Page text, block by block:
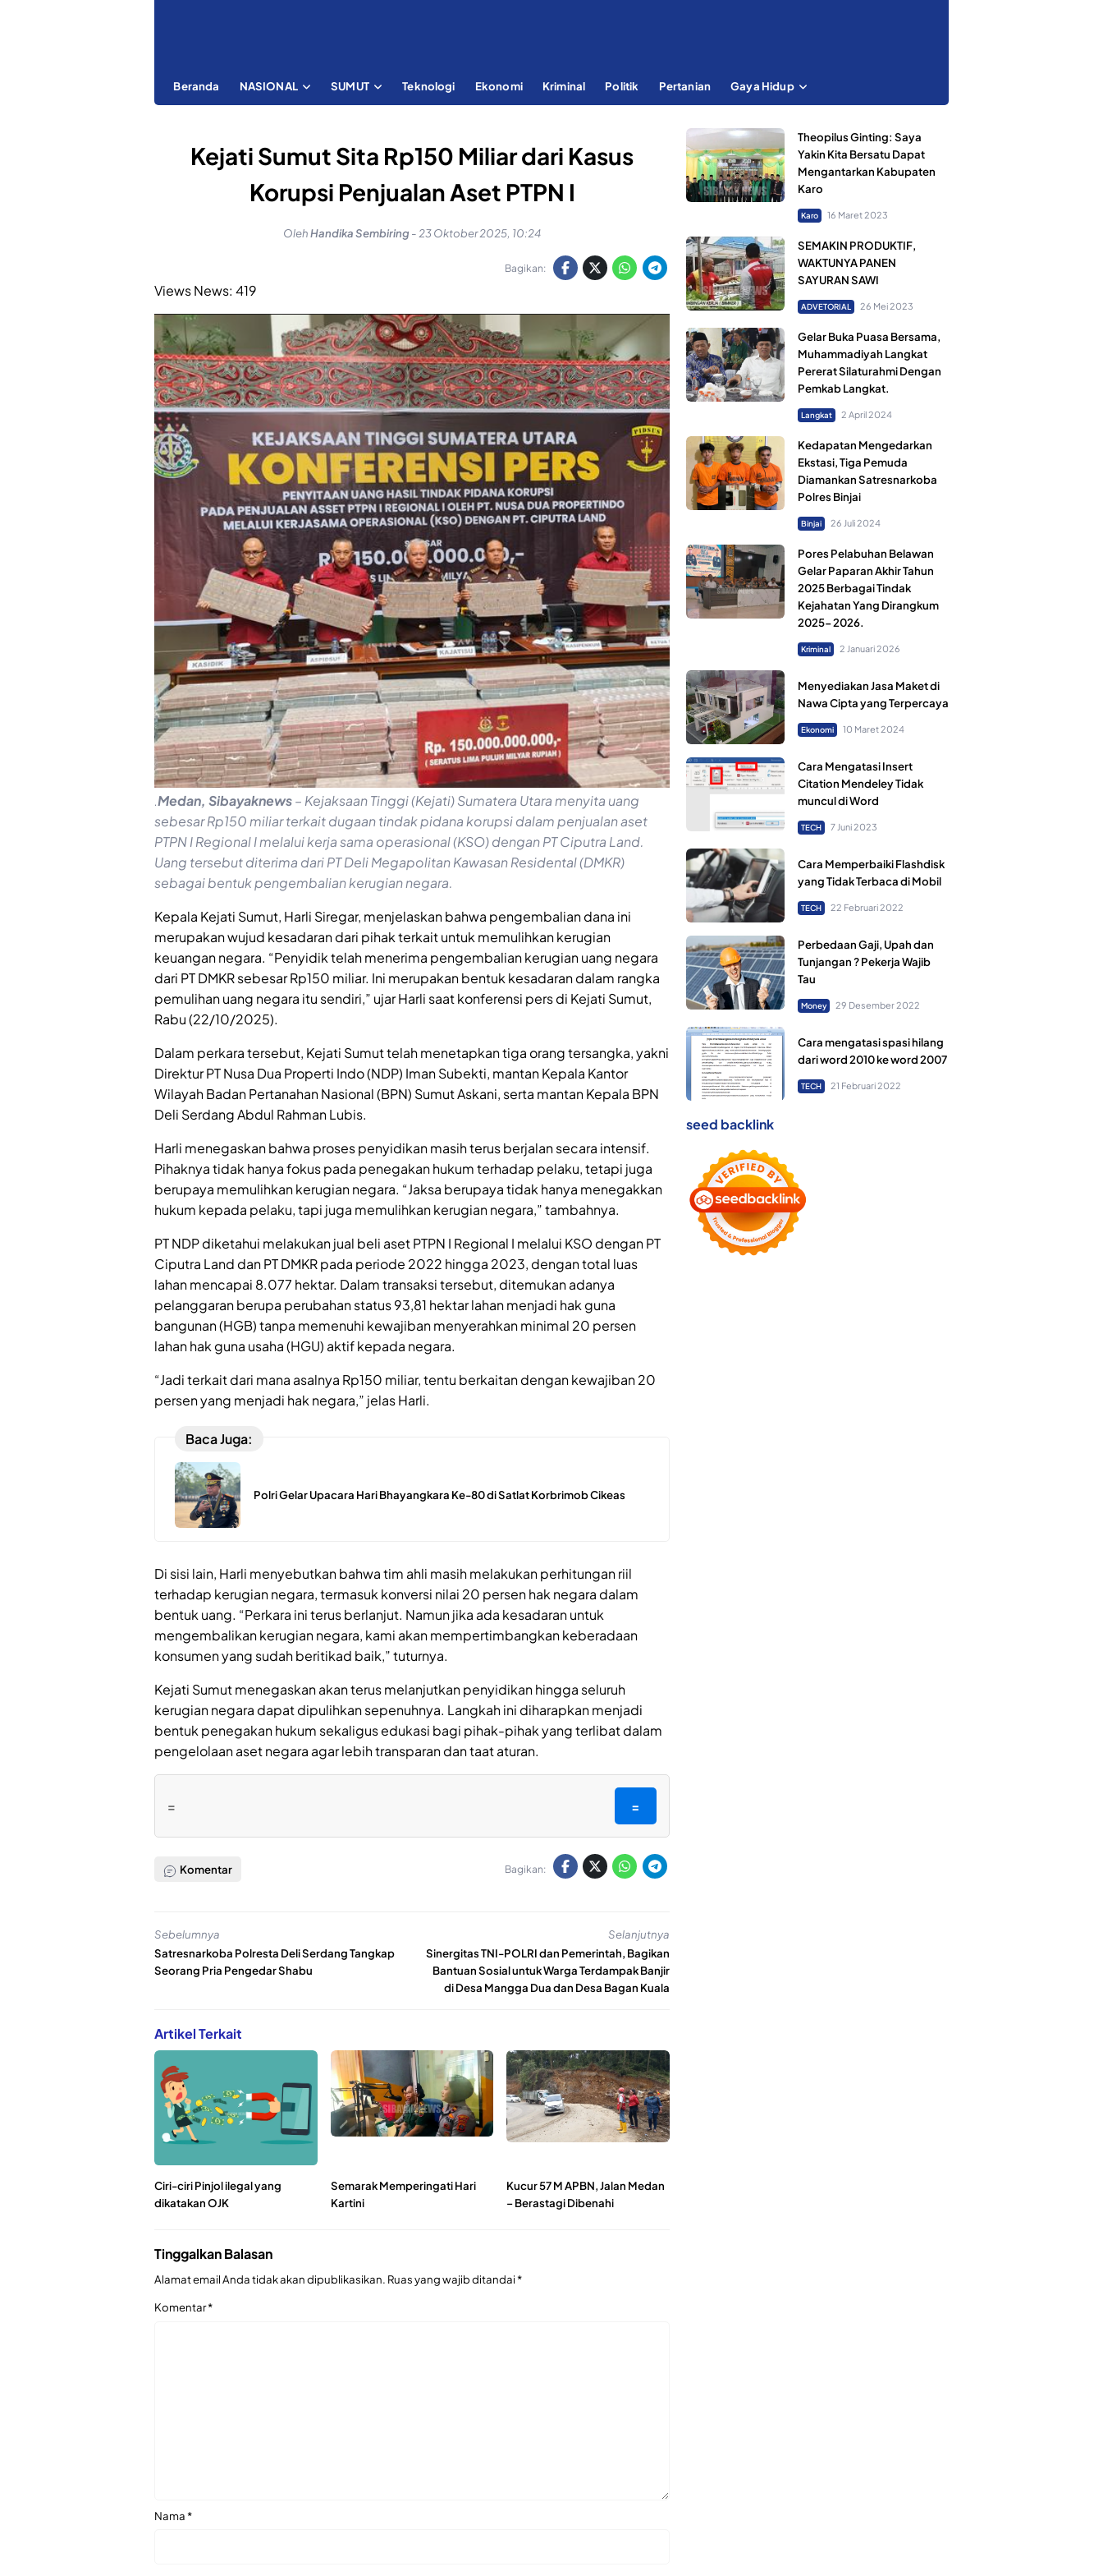
Beranda NASIONAL SUMUT Teknologi Ekonomi Kriminal Politik Pertanian Gaya Hidup
Kejati Sumut Sita Rp150 Miliar dari Kasus
Korupsi Penjualan Aset PTPN I
OlehHandika Sembiring- 23 Oktober 2025, 10:24
Bagikan:
Views News: 419
.Medan, Sibayaknews– Kejaksaan Tinggi (Kejati) Sumatera Utara menyita uang
sebesar Rp150 miliar terkait dugaan tindak pidana korupsi dalam penjualan aset
PTPN I Regional I melalui kerja sama operasional (KSO) dengan PT Ciputra Land.
Uang tersebut diterima dari PT Deli Megapolitan Kawasan Residental (DMKR)
sebagai bentuk pengembalian kerugian negara.
Kepala Kejati Sumut, Harli Siregar, menjelaskan bahwa pengembalian dana ini
merupakan wujud kesadaran dari pihak terkait untuk memulihkan kerugian
keuangan negara. “Penyidik telah menerima pengembalian kerugian uang negara
dari PT DMKR sebesar Rp150 miliar. Ini merupakan bentuk kesadaran dalam rangka
pemulihan uang negara itu sendiri,” ujar Harli saat konferensi pers di Kejati Sumut,
Rabu (22/10/2025).
Dalam perkara tersebut, Kejati Sumut telah menetapkan tiga orang tersangka, yakni
Direktur PT Nusa Dua Properti Indo (NDP) Iman Subekti, mantan Kepala Kantor
Wilayah Badan Pertanahan Nasional (BPN) Sumut Askani, serta mantan Kepala BPN
Deli Serdang Abdul Rahman Lubis.
Harli menegaskan bahwa proses penyidikan masih terus berjalan secara intensif.
Pihaknya tidak hanya fokus pada penegakan hukum terhadap pelaku, tetapi juga
berupaya memulihkan kerugian negara. “Jaksa berupaya tidak hanya menegakkan
hukum kepada pelaku, tapi juga memulihkan kerugian negara,” tambahnya.
PT NDP diketahui melakukan jual beli aset PTPN I Regional I melalui KSO dengan PT
Ciputra Land dan PT DMKR pada periode 2022 hingga 2023, dengan total luas
lahan mencapai 8.077 hektar. Dalam transaksi tersebut, ditemukan adanya
pelanggaran berupa perubahan status 93,81 hektar lahan menjadi hak guna
bangunan (HGB) tanpa memenuhi kewajiban menyerahkan minimal 20 persen
lahan hak guna usaha (HGU) aktif kepada negara.
“Jadi terkait dari mana asalnya Rp150 miliar, tentu berkaitan dengan kewajiban 20
persen yang menjadi hak negara,” jelas Harli.
Baca Juga:
Polri Gelar Upacara Hari Bhayangkara Ke-80 di Satlat Korbrimob Cikeas
Di sisi lain, Harli menyebutkan bahwa tim ahli masih melakukan perhitungan riil
terhadap kerugian negara, termasuk konversi nilai 20 persen hak negara dalam
bentuk uang. “Perkara ini terus berlanjut. Namun jika ada kesadaran untuk
mengembalikan kerugian negara, kami akan mempertimbangkan keberadaan
konsumen yang sudah beritikad baik,” tuturnya.
Kejati Sumut menegaskan akan terus melanjutkan penyidikan hingga seluruh
kerugian negara dapat dipulihkan sepenuhnya. Langkah ini diharapkan menjadi
bentuk penegakan hukum sekaligus edukasi bagi pihak-pihak yang terlibat dalam
pengelolaan aset negara agar lebih transparan dan taat aturan.
= =
Komentar Bagikan:
Sebelumnya
Satresnarkoba Polresta Deli Serdang Tangkap
Seorang Pria Pengedar Shabu
Selanjutnya
Sinergitas TNI-POLRI dan Pemerintah, Bagikan
Bantuan Sosial untuk Warga Terdampak Banjir
di Desa Mangga Dua dan Desa Bagan Kuala
Artikel Terkait
Ciri-ciri Pinjol ilegal yang
dikatakan OJK
Semarak Memperingati Hari
Kartini
Kucur 57 M APBN, Jalan Medan
– Berastagi Dibenahi
Tinggalkan Balasan
Alamat email Anda tidak akan dipublikasikan. Ruas yang wajib ditandai*
Komentar*
Nama*
Theopilus Ginting: Saya
Yakin Kita Bersatu Dapat
Mengantarkan Kabupaten
Karo
Karo 16 Maret 2023
SEMAKIN PRODUKTIF,
WAKTUNYA PANEN
SAYURAN SAWI
ADVETORIAL 26 Mei 2023
Gelar Buka Puasa Bersama,
Muhammadiyah Langkat
Pererat Silaturahmi Dengan
Pemkab Langkat.
Langkat 2 April 2024
Kedapatan Mengedarkan
Ekstasi, Tiga Pemuda
Diamankan Satresnarkoba
Polres Binjai
Binjai 26 Juli 2024
Pores Pelabuhan Belawan
Gelar Paparan Akhir Tahun
2025 Berbagai Tindak
Kejahatan Yang Dirangkum
2025- 2026.
Kriminal 2 Januari 2026
Menyediakan Jasa Maket di
Nawa Cipta yang Terpercaya
Ekonomi 10 Maret 2024
Cara Mengatasi Insert
Citation Mendeley Tidak
muncul di Word
TECH 7 Juni 2023
Cara Memperbaiki Flashdisk
yang Tidak Terbaca di Mobil
TECH 22 Februari 2022
Perbedaan Gaji, Upah dan
Tunjangan ? Pekerja Wajib
Tau
Money 29 Desember 2022
Cara mengatasi spasi hilang
dari word 2010 ke word 2007
TECH 21 Februari 2022
seed backlink